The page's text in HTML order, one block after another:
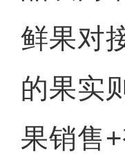
鲜果对
的果实
果销售